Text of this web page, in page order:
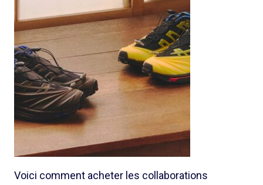
Voici comment acheter les collaborations